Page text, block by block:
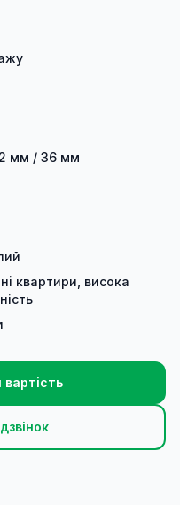
мм / 36 мм
квартири, висока
вартість